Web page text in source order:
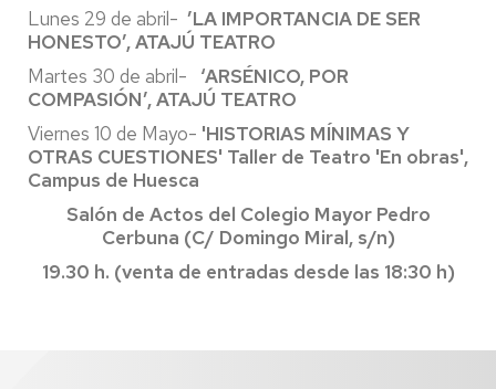
Lunes 29 de abril- ’LA IMPORTANCIA DE SER
HONESTO’, ATAJÚ TEATRO
Martes 30 de abril-
‘ARSÉNICO, POR
COMPASIÓN’, ATAJÚ TEATRO
Viernes 10 de Mayo- 'HISTORIAS MÍNIMAS Y
OTRAS CUESTIONES' Taller de Teatro 'En obras',
Campus de Huesca
Salón de Actos del Colegio Mayor Pedro
Cerbuna (C/ Domingo Miral, s/n)
19.30 h. (venta de entradas desde las 18:30 h)